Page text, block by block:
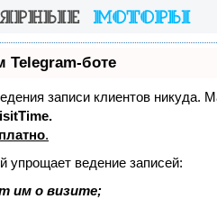
Telegram-боте
записи клиентов
.
упрощает ведение записей:
им о визите;